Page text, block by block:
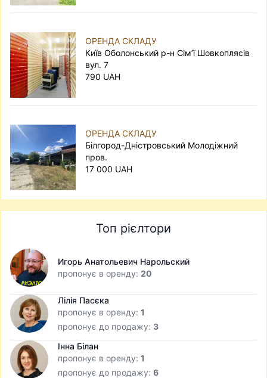
ОРЕНДА СКЛАДУ
Київ Оболонський р-н Сім’ї Шовкоплясів
вул. 7
790 UAH
ОРЕНДА СКЛАДУ
Білгород-Дністровський Молодіжний
пров.
17 000 UAH
Топ рієлтори
Игорь Анатольевич Нарольский
пропонує в оренду: 20
Лілія Пасєка
пропонує в оренду: 1
пропонує до продажу: 3
Інна Білан
пропонує в оренду: 1
пропонує до продажу: 6